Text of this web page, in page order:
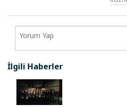
İlgili Haberler